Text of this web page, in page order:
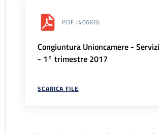
PDF (406KB)
Congiuntura Unioncamere -
- 1° trimestre 2017
SCARICA FILE